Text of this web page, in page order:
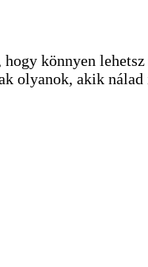
hogy könnyen
olyanok, akik